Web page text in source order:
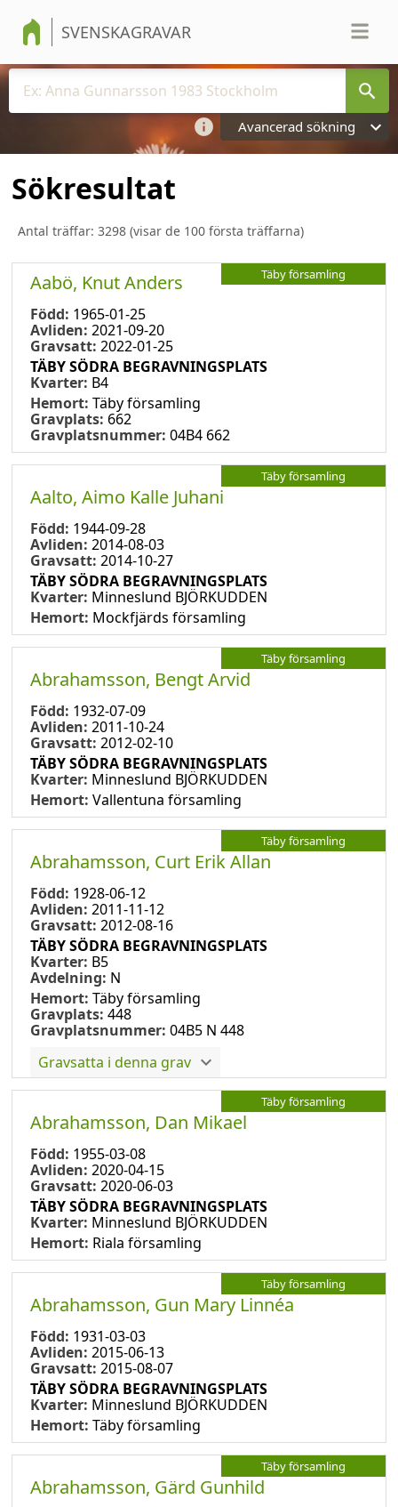
SVENSKAGRAVAR
Avancerad sökning
Sökresultat
Antal träffar: 3298 (visar de 100 första träffarna)
Täby församling
Aabö, Knut Anders
Född: 1965-01-25
Avliden: 2021-09-20
Gravsatt: 2022-01-25
TÄBY SÖDRA BEGRAVNINGSPLATS
Kvarter: B4
Hemort: Täby församling
Gravplats: 662
Gravplatsnummer: 04B4 662
Täby församling
Aalto, Aimo Kalle Juhani
Född: 1944-09-28
Avliden: 2014-08-03
Gravsatt: 2014-10-27
TÄBY SÖDRA BEGRAVNINGSPLATS
Kvarter: Minneslund BJÖRKUDDEN
Hemort: Mockfjärds församling
Täby församling
Abrahamsson, Bengt Arvid
Född: 1932-07-09
Avliden: 2011-10-24
Gravsatt: 2012-02-10
TÄBY SÖDRA BEGRAVNINGSPLATS
Kvarter: Minneslund BJÖRKUDDEN
Hemort: Vallentuna församling
Täby församling
Abrahamsson, Curt Erik Allan
Född: 1928-06-12
Avliden: 2011-11-12
Gravsatt: 2012-08-16
TÄBY SÖDRA BEGRAVNINGSPLATS
Kvarter: B5
Avdelning: N
Hemort: Täby församling
Gravplats: 448
Gravplatsnummer: 04B5 N 448
Gravsatta i denna grav
Täby församling
Abrahamsson, Dan Mikael
Född: 1955-03-08
Avliden: 2020-04-15
Gravsatt: 2020-06-03
TÄBY SÖDRA BEGRAVNINGSPLATS
Kvarter: Minneslund BJÖRKUDDEN
Hemort: Riala församling
Täby församling
Abrahamsson, Gun Mary Linnéa
Född: 1931-03-03
Avliden: 2015-06-13
Gravsatt: 2015-08-07
TÄBY SÖDRA BEGRAVNINGSPLATS
Kvarter: Minneslund BJÖRKUDDEN
Hemort: Täby församling
Täby församling
Abrahamsson, Gärd Gunhild